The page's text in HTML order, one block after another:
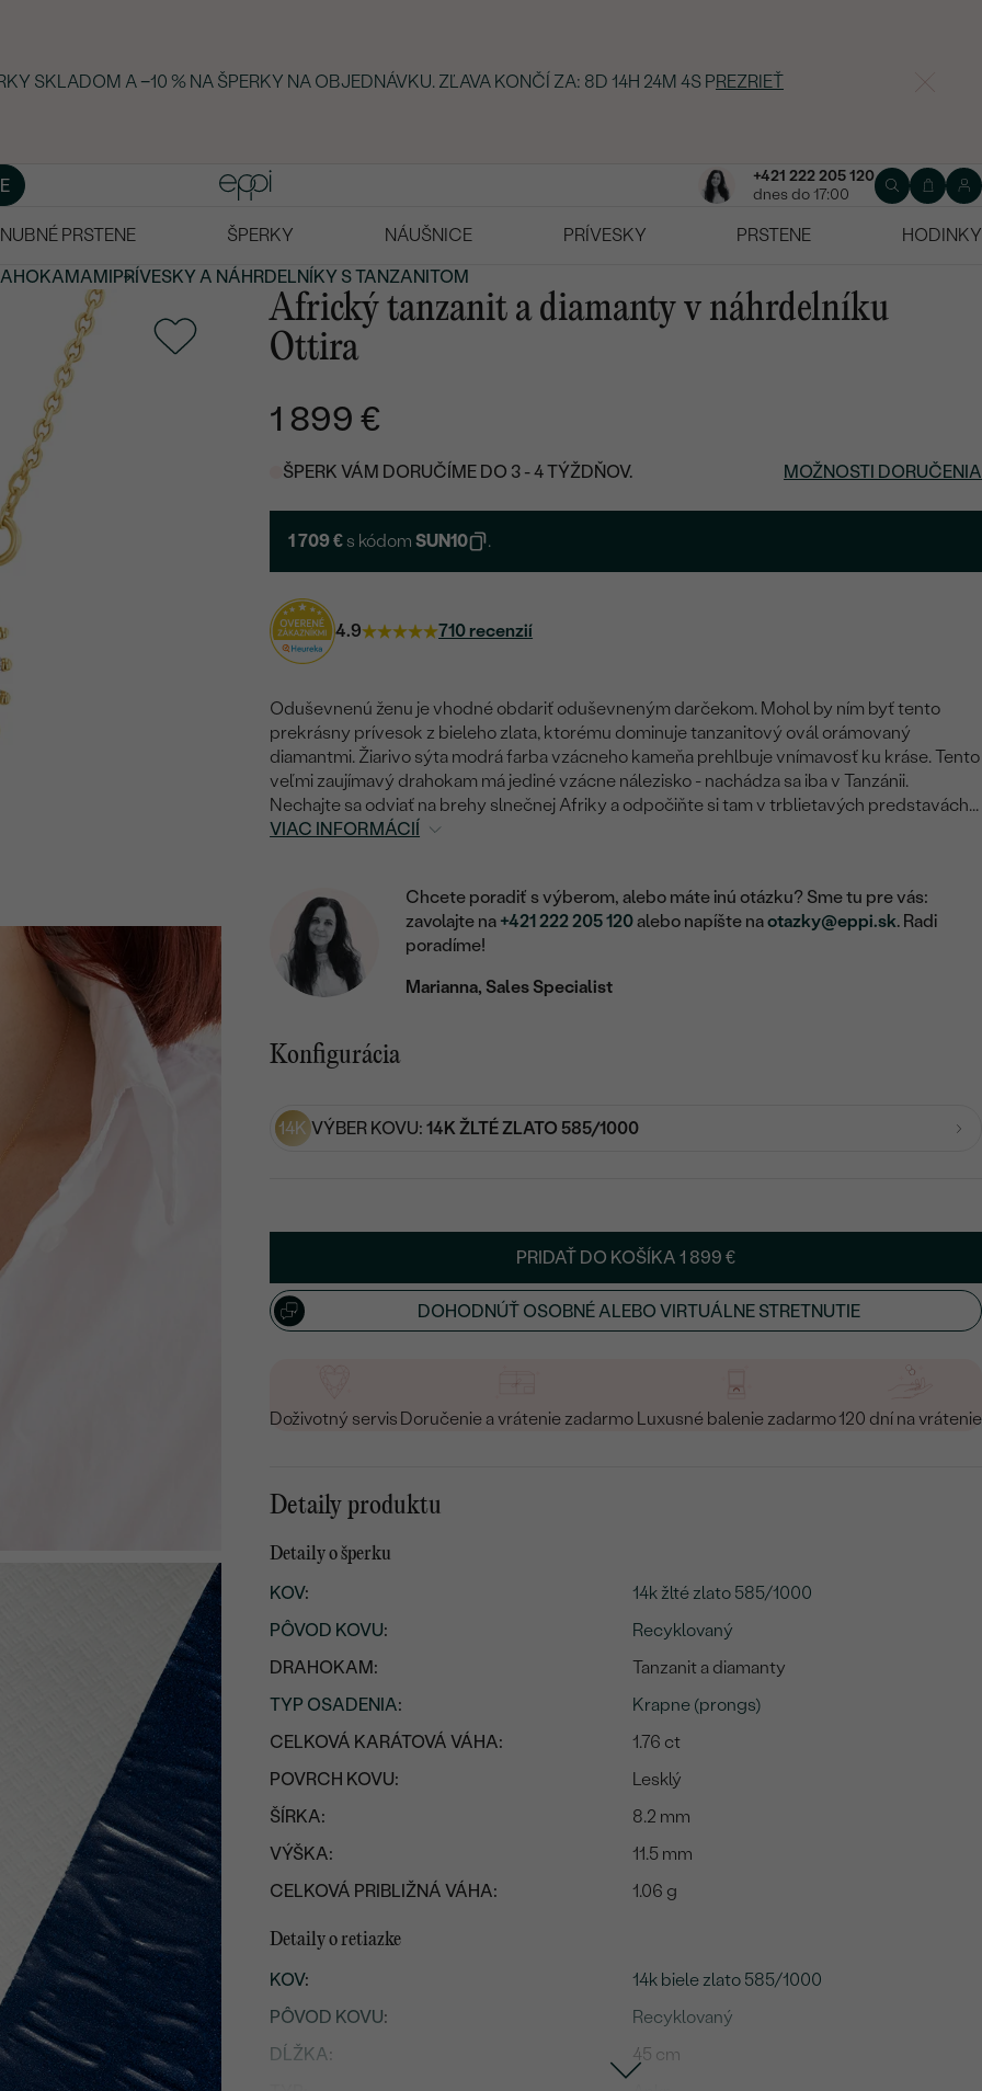
SKLADOM A −10 % NA ŠPERKY NA OBJEDNÁVKU. ZĽAVA KONČÍ ZA: 8D 14H 24M 3S PREZRIEŤ
+421 222 205 120
dnes do 17:00
PRSTENE ŠPERKY NÁUŠNICE PRÍVESKY PRSTENE
HODINKY
PRÍVESKY A NÁHRDELNÍKY S TANZANITOM
Africký tanzanit a diamanty v náhrdelníku
Ottira
1 899 €
ŠPERK VÁM DORUČÍME DO 3 - 4 TÝŽDŇOV. MOŽNOSTI DORUČENIA
1 709 € s kódomSUN10 .
4.9 710 recenzií
Oduševnenú ženu je vhodné obdariť oduševneným darčekom. Mohol by ním byť tento
prekrásny prívesok z bieleho zlata, ktorému dominuje tanzanitový ovál orámovaný
diamantmi. Žiarivo sýta modrá farba vzácneho kameňa prehlbuje vnímavosť ku kráse. Tento
veľmi zaujímavý drahokam má jediné vzácne nálezisko - nachádza sa iba v Tanzánii.
Nechajte sa odviať na brehy slnečnej Afriky a odpočiňte si tam v trblietavých predstavách...
VIAC INFORMÁCIÍ
Chcete poradiť s výberom, alebo máte inú otázku? Sme tu pre vás:
zavolajte na +421 222 205 120alebo napíšte naotazky@eppi.sk. Radi
poradíme!
Marianna, Sales Specialist
Konfigurácia
14K VÝBER KOVU: 14K ŽLTÉ ZLATO 585/1000
PRIDAŤ DO KOŠÍKA1 899 €
DOHODNÚŤ OSOBNÉ ALEBO VIRTUÁLNE STRETNUTIE
Doživotný servis Doručenie a vrátenie zadarmo Luxusné balenie zadarmo120 dní na vrátenie
Detaily produktu
Detaily o šperku
KOV:
14k žlté zlato 585/1000
PÔVOD KOVU:
Recyklovaný
DRAHOKAM:
Tanzanit a diamanty
TYP OSADENIA:
Krapne (prongs)
CELKOVÁ KARÁTOVÁ VÁHA:
1.76 ct
POVRCH KOVU:
Lesklý
ŠÍRKA:
8.2 mm
VÝŠKA:
11.5 mm
CELKOVÁ PRIBLIŽNÁ VÁHA:
1.06 g
Detaily o retiazke
KOV:
14k biele zlato 585/1000
PÔVOD KOVU:
Recyklovaný
DĹŽKA:
45 cm